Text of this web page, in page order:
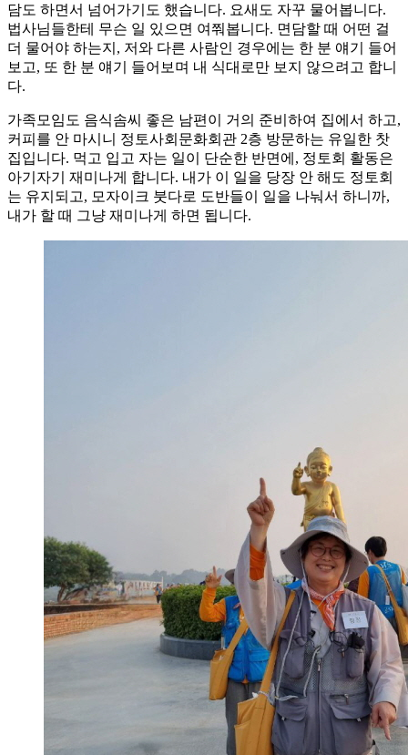
담도 하면서 넘어가기도 했습니다. 요새도 자꾸 물어봅니다.
법사님들한테 무슨 일 있으면 여쭤봅니다. 면담할 때 어떤 걸
더 물어야 하는지, 저와 다른 사람인 경우에는 한 분 얘기 들어
보고, 또 한 분 얘기 들어보며 내 식대로만 보지 않으려고 합니
다.
가족모임도 음식솜씨 좋은 남편이 거의 준비하여 집에서 하고,
커피를 안 마시니 정토사회문화회관 2층 방문하는 유일한 찻
집입니다. 먹고 입고 자는 일이 단순한 반면에, 정토회 활동은
아기자기 재미나게 합니다. 내가 이 일을 당장 안 해도 정토회
는 유지되고, 모자이크 붓다로 도반들이 일을 나눠서 하니까,
내가 할 때 그냥 재미나게 하면 됩니다.